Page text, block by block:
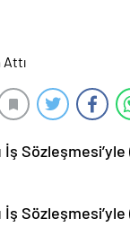
Sözleşmesi’yle
Sözleşmesi’yle